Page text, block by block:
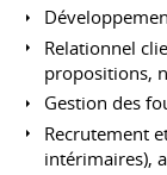
Relationnel
propositions,
Gestion des
Recrutement
intérimaires),